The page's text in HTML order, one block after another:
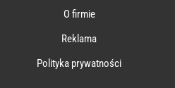
O firmie
Reklama
Polityka prywatności